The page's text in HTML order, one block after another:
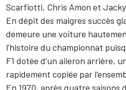
Scarfiotti, Chris Amon et
En dépit des maigres succès
demeure une voiture
l'histoire du championnat
F1 dotée d'un aileron arrière,
rapidement copiée par
En 1970, après quatre saisons